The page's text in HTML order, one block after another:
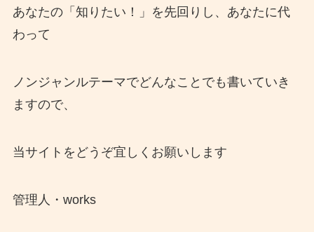
あなたの「知りたい！」を先回りし、あなたに代
わって
ノンジャンルテーマでどんなことでも書いていき
ますので、
当サイトをどうぞ宜しくお願いします
管理人・works